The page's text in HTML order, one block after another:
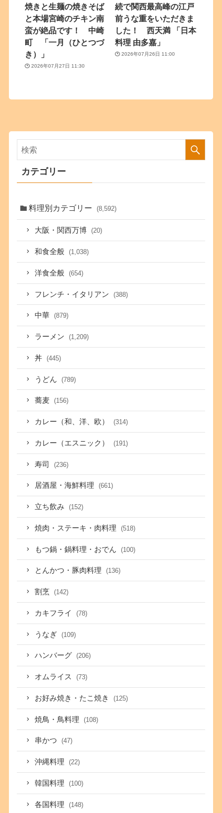
焼きと生麺の焼きそば
と本場宮崎のチキン南
蛮が絶品です！ 中崎
町 「一月（ひとつづ
き）」
2026年07月27日 11:30
続で関西最高峰の江戸
前うな重をいただきま
した！ 西天満 「日本
料理 由多嘉」
2026年07月26日 11:00
カテゴリー
料理別カテゴリー (8,592)
大阪・関西万博 (20)
和食全般 (1,038)
洋食全般 (654)
フレンチ・イタリアン (388)
中華 (879)
ラーメン (1,209)
丼 (445)
うどん (789)
蕎麦 (156)
カレー（和、洋、欧） (314)
カレー（エスニック） (191)
寿司 (236)
居酒屋・海鮮料理 (661)
立ち飲み (152)
焼肉・ステーキ・肉料理 (518)
もつ鍋・鍋料理・おでん (100)
とんかつ・豚肉料理 (136)
割烹 (142)
カキフライ (78)
うなぎ (109)
ハンバーグ (206)
オムライス (73)
お好み焼き・たこ焼き (125)
焼鳥・鳥料理 (108)
串かつ (47)
沖縄料理 (22)
韓国料理 (100)
各国料理 (148)